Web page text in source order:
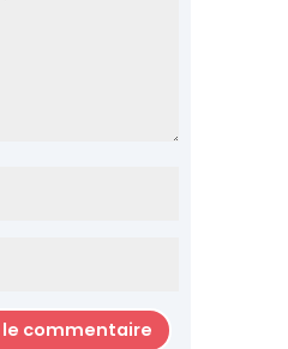
commentaire